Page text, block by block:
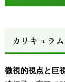
カリキュラ
微視的視点と巨